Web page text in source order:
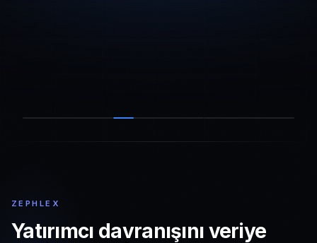
ZEPHLEX
Yatırımcı davranışını veriye